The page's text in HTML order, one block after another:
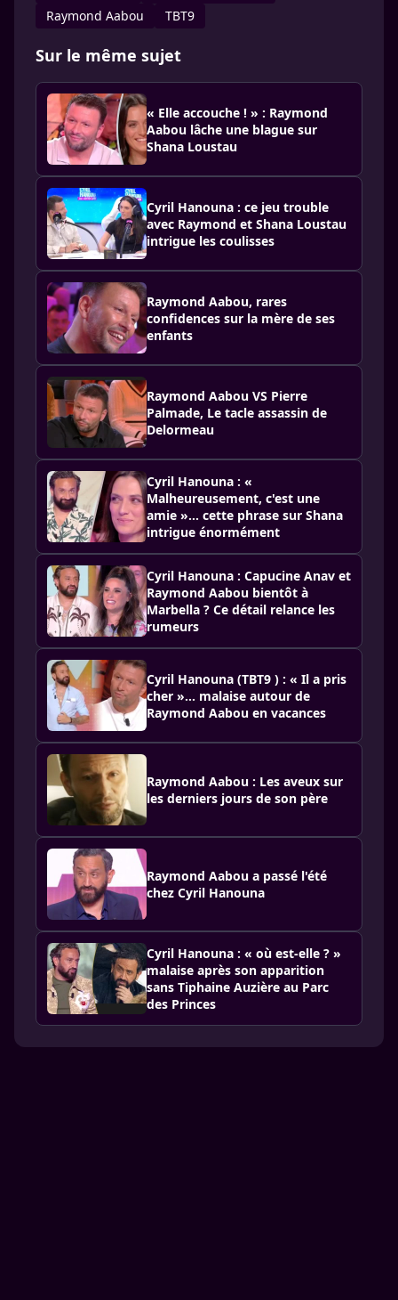
Raymond Aabou
TBT9
Sur le même sujet
« Elle accouche ! » : Raymond
Aabou lâche une blague sur
Shana Loustau
Cyril Hanouna : ce jeu trouble
avec Raymond et Shana Loustau
intrigue les coulisses
Raymond Aabou, rares
confidences sur la mère de ses
enfants
Raymond Aabou VS Pierre
Palmade, Le tacle assassin de
Delormeau
Cyril Hanouna : «
Malheureusement, c'est une
amie »… cette phrase sur Shana
intrigue énormément
Cyril Hanouna : Capucine Anav et
Raymond Aabou bientôt à
Marbella ? Ce détail relance les
rumeurs
Cyril Hanouna (TBT9 ) : « Il a pris
cher »… malaise autour de
Raymond Aabou en vacances
Raymond Aabou : Les aveux sur
les derniers jours de son père
Raymond Aabou a passé l'été
chez Cyril Hanouna
Cyril Hanouna : « où est-elle ? »
malaise après son apparition
sans Tiphaine Auzière au Parc
des Princes